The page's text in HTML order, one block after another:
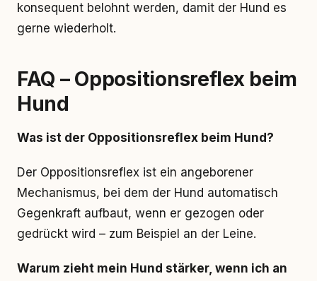
konsequent belohnt werden, damit der Hund es
gerne wiederholt.
FAQ – Oppositionsreflex beim
Hund
Was ist der Oppositionsreflex beim Hund?
Der Oppositionsreflex ist ein angeborener
Mechanismus, bei dem der Hund automatisch
Gegenkraft aufbaut, wenn er gezogen oder
gedrückt wird – zum Beispiel an der Leine.
Warum zieht mein Hund stärker, wenn ich an